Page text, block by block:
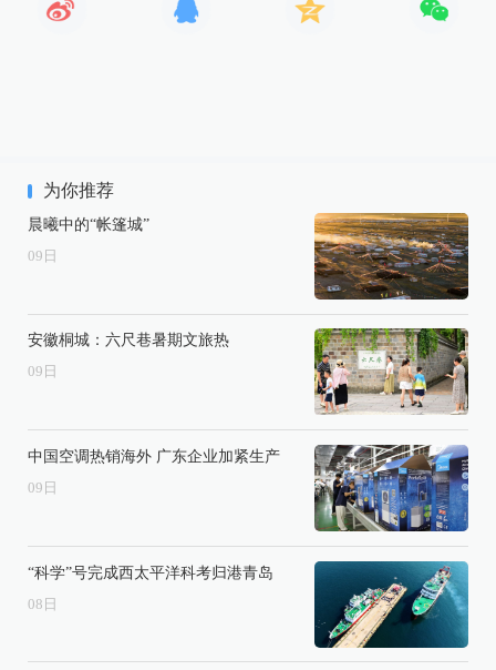
为你推荐
晨曦中的“帐篷城”
09 日
安徽桐城：六尺巷暑期文旅热
09 日
中国空调热销海外 广东企业加紧生产
09 日
“科学”号完成西太平洋科考归港青岛
08 日